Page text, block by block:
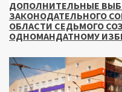
ДОПОЛНИТЕЛЬНЫЕ
ЗАКОНОДАТЕЛЬНОГО
ОБЛАСТИ СЕДЬМОГО
ОДНОМАНДАТНОМУ